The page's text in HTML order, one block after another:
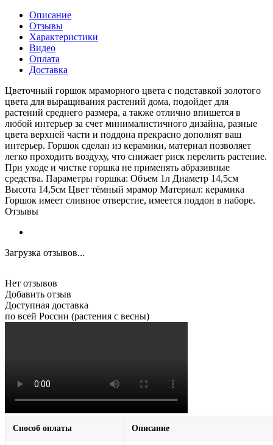
Описание
Отзывы
Характеристики
Видео
Оплата
Доставка
Цветочный горшок мраморного цвета с подставкой золотого
цвета для выращивания растений дома, подойдет для
растений среднего размера, а также отлично впишется в
любой интерьер за счет минималистичного дизайна, разные
цвета верхней части и поддона прекрасно дополнят ваш
интерьер. Горшок сделан из керамики, материал позволяет
легко проходить воздуху, что снижает риск перелить растение.
При уходе и чистке горшка не применять абразивные
средства. Параметры горшка: Объем 1л Диаметр 14,5см
Высота 14,5см Цвет тёмный мрамор Материал: керамика
Горшок имеет сливное отверстие, имеется поддон в наборе.
Отзывы
Загрузка отзывов...
Нет отзывов
Добавить отзыв
Доступная доставка
по всей России (растения с весны)
Способ оплаты Описание